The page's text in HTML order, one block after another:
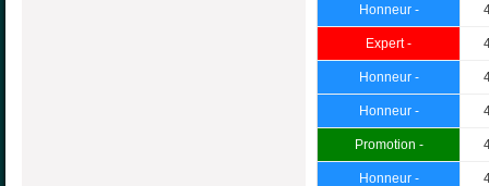
Honneur -
Expert -
Honneur -
Honneur -
Promotion -
Honneur -